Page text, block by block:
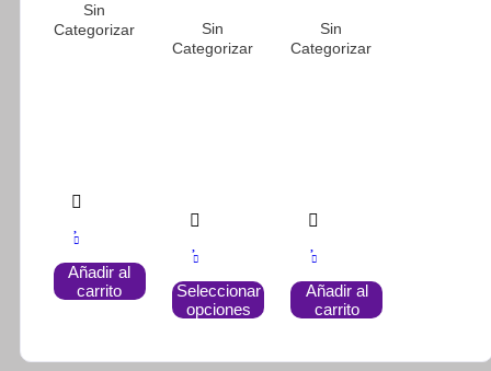
Sin
Categorizar
Añadir al
carrito
Sin
Categorizar
Seleccionar
opciones
producto
tiene
Sin
Categorizar
Añadir al
carrito